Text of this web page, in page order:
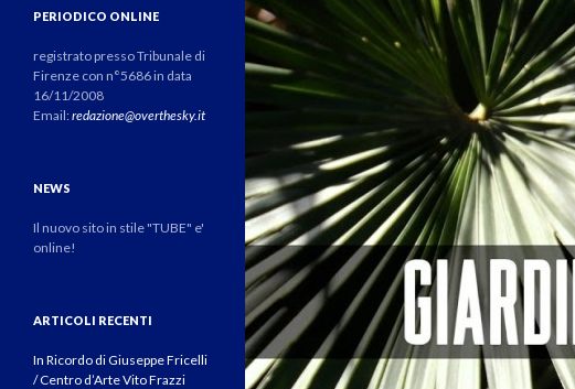
PERIODICO ONLINE
registrato presso Tribunale di
Firenze con n°5686 in data
16/11/2008
Email:redazione@overthesky.it
NEWS
Il nuovo sito in stile "TUBE" e'
online!
ARTICOLI RECENTI
In Ricordo di Giuseppe Fricelli
/ Centro d’Arte Vito Frazzi